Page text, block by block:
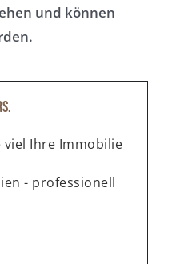
und können
viel Ihre Immobilie
- professionell